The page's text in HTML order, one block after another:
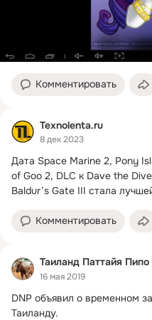
Комментировать
Texnolenta.ru
8 дек 2023
Дата Space Marine 2, Pony
of Goo 2, DLC к Dave the
Baldur’s Gate III стала
Комментировать
Таиланд Паттайя
16 мая 2019
DNP объявил о временном
Таиланду.